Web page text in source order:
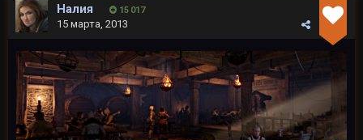
Налия 15 017
15 марта, 2013